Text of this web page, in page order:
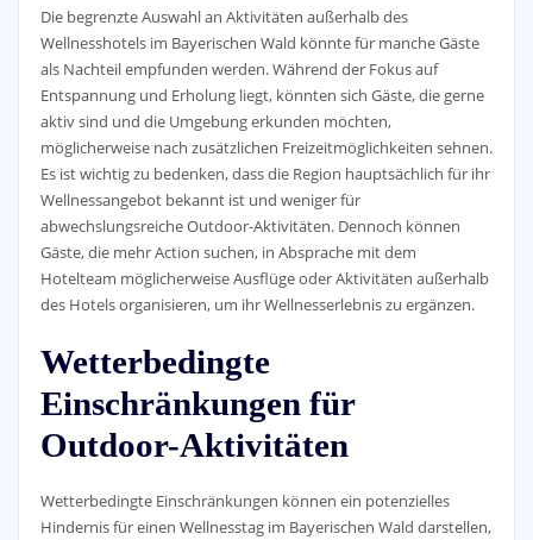
Die begrenzte Auswahl an Aktivitäten außerhalb des
Wellnesshotels im Bayerischen Wald könnte für manche Gäste
als Nachteil empfunden werden. Während der Fokus auf
Entspannung und Erholung liegt, könnten sich Gäste, die gerne
aktiv sind und die Umgebung erkunden möchten,
möglicherweise nach zusätzlichen Freizeitmöglichkeiten sehnen.
Es ist wichtig zu bedenken, dass die Region hauptsächlich für ihr
Wellnessangebot bekannt ist und weniger für
abwechslungsreiche Outdoor-Aktivitäten. Dennoch können
Gäste, die mehr Action suchen, in Absprache mit dem
Hotelteam möglicherweise Ausflüge oder Aktivitäten außerhalb
des Hotels organisieren, um ihr Wellnesserlebnis zu ergänzen.
Wetterbedingte
Einschränkungen für
Outdoor-Aktivitäten
Wetterbedingte Einschränkungen können ein potenzielles
Hindernis für einen Wellnesstag im Bayerischen Wald darstellen,